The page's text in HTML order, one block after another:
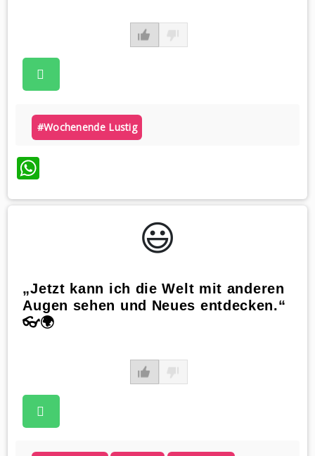
#wochenende Lustig
WhatsApp
😃️
„Jetzt kann ich die Welt mit anderen
Augen sehen und Neues entdecken.“
👓🌍